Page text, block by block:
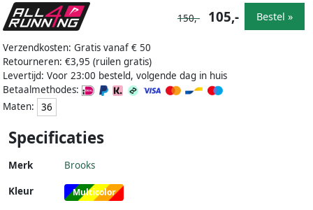
Verzendkosten: Gratis vanaf € 50
Retourneren: €3,95 (ruilen gratis)
Levertijd: Voor 23:00 besteld, volgende dag in huis
Betaalmethodes:
Maten:
36
150,- 105,- Bestel »
Specificaties
Merk Brooks
Kleur Multicolor